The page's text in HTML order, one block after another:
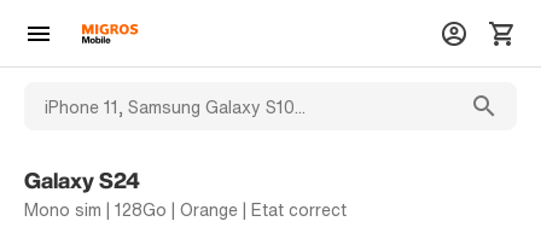
Galaxy S24
Mono sim | 128Go | Orange | Etat correct